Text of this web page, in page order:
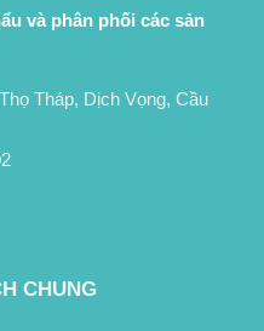
và phân phối các sản
Tháp, Dịch Vọng, Cầu
CHUNG